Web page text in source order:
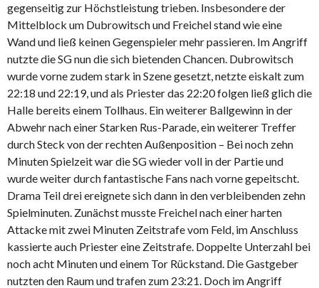
gegenseitig zur Höchstleistung trieben. Insbesondere der
Mittelblock um Dubrowitsch und Freichel stand wie eine
Wand und ließ keinen Gegenspieler mehr passieren. Im Angriff
nutzte die SG nun die sich bietenden Chancen. Dubrowitsch
wurde vorne zudem stark in Szene gesetzt, netzte eiskalt zum
22:18 und 22:19, und als Priester das 22:20 folgen ließ glich die
Halle bereits einem Tollhaus. Ein weiterer Ballgewinn in der
Abwehr nach einer Starken Rus-Parade, ein weiterer Treffer
durch Steck von der rechten Außenposition – Bei noch zehn
Minuten Spielzeit war die SG wieder voll in der Partie und
wurde weiter durch fantastische Fans nach vorne gepeitscht.
Drama Teil drei ereignete sich dann in den verbleibenden zehn
Spielminuten. Zunächst musste Freichel nach einer harten
Attacke mit zwei Minuten Zeitstrafe vom Feld, im Anschluss
kassierte auch Priester eine Zeitstrafe. Doppelte Unterzahl bei
noch acht Minuten und einem Tor Rückstand. Die Gastgeber
nutzten den Raum und trafen zum 23:21. Doch im Angriff